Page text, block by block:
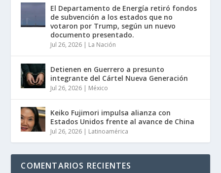
El Departamento de Energía retiró fondos
de subvención a los estados que no
votaron por Trump, según un nuevo
documento presentado.
Jul 26, 2026 | La Nación
Detienen en Guerrero a presunto
integrante del Cártel Nueva Generación
Jul 26, 2026 | México
Keiko Fujimori impulsa alianza con
Estados Unidos frente al avance de China
Jul 26, 2026 | Latinoamérica
COMENTARIOS RECIENTES